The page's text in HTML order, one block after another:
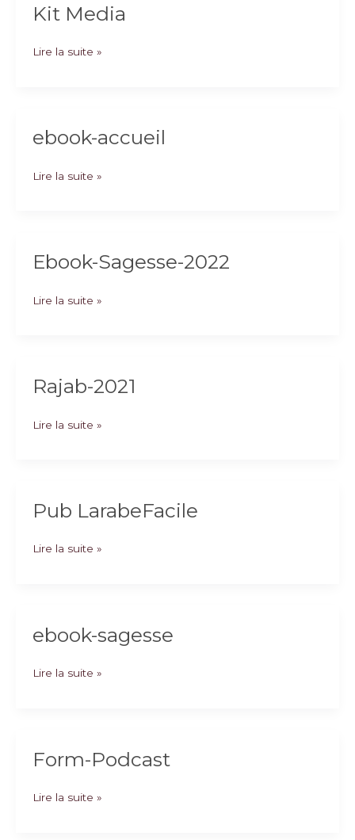
Kit Media
Kit
Lire la suite »
ebook-accueil
ebook-
Lire la suite »
Ebook-Sagesse-2022
Ebook-
Lire la suite »
Rajab-2021
Rajab-
Lire la suite »
Pub LarabeFacile
Pub
Lire la suite »
ebook-sagesse
ebook-
Lire la suite »
Form-Podcast
Form-
Lire la suite »